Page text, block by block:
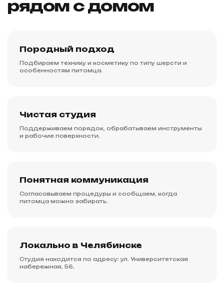
рядом с домом
Породный подход
Подбираем технику и косметику по типу шерсти и
особенностям питомца.
Чистая студия
Поддерживаем порядок, обрабатываем инструменты
и рабочие поверхности.
Понятная коммуникация
Согласовываем процедуры и сообщаем, когда
питомца можно забирать.
Локально в Челябинске
Студия находится по адресу: ул. Университетская
набережная, 56.